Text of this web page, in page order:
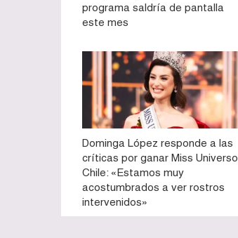
programa saldría de pantalla
este mes
Dominga López responde a las
críticas por ganar Miss Universo
Chile: «Estamos muy
acostumbrados a ver rostros
intervenidos»